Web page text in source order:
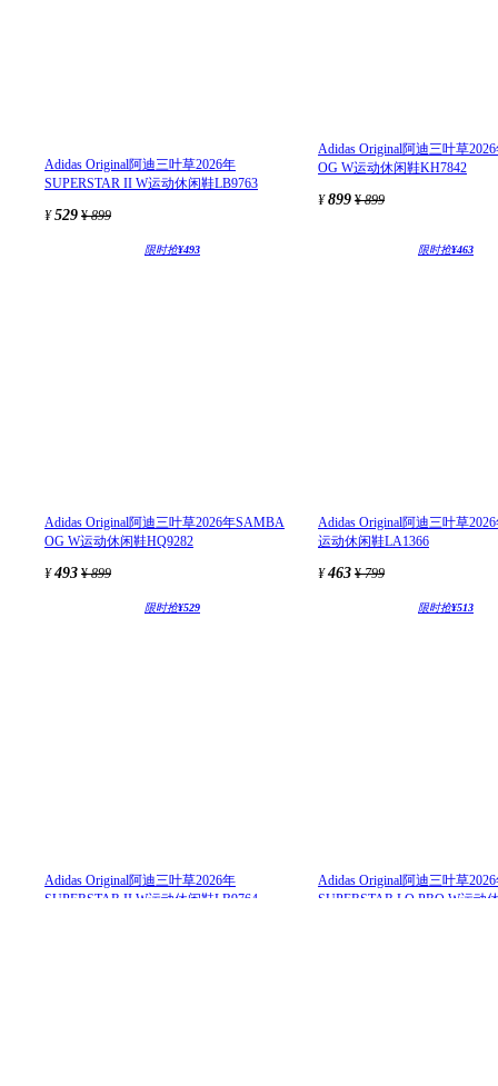
Adidas Original阿迪三叶草2026年
SUPERSTAR II W运动休闲鞋LB9763
¥529 ¥899
Adidas Original阿迪三叶草
OG W运动休闲鞋KH7842
¥899 ¥899
限时抢¥493
Adidas Original阿迪三叶草2026年SAMBA
OG W运动休闲鞋HQ9282
¥493 ¥899
限时抢¥463
Adidas Original阿迪三叶草
运动休闲鞋LA1366
¥463 ¥799
限时抢¥529
Adidas Original阿迪三叶草2026年
SUPERSTAR II W运动休闲鞋LB9764
限时抢¥513
Adidas Original阿迪三叶草
SUPERSTAR LO PRO W运动